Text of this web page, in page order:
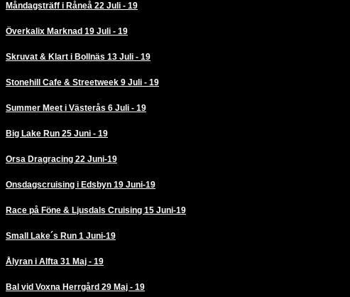
Måndagsträff i Råneå 22 Juli - 19
Överkalix Marknad 19 Juli - 19
Skruvat & Klart i Bollnäs 13 Juli - 19
Stonehill Cafe & Streetweek 9 Juli - 19
Summer Meet i Västerås 6 Juli - 19
Big Lake Run 25 Juni - 19
Orsa Dragracing 22 Juni-19
Onsdagscruising i Edsbyn 19 Juni-19
Race på Föne & Ljusdals Cruising 15 Juni-19
Small Lake´s Run 1 Juni-19
Ålyran i Alfta 31 Maj - 19
Bal vid Voxna Herrgård 29 Maj - 19